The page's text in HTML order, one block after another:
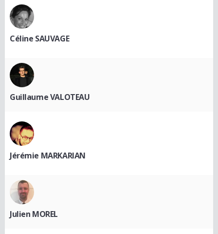
Céline SAUVAGE
Guillaume VALOTEAU
Jérémie MARKARIAN
Julien MOREL